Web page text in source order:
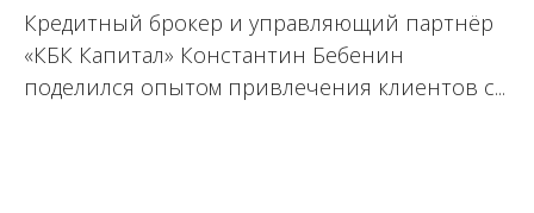
Кредитный брокер и управляющий партнёр
«КБК Капитал» Константин Бебенин
поделился опытом привлечения клиентов с...